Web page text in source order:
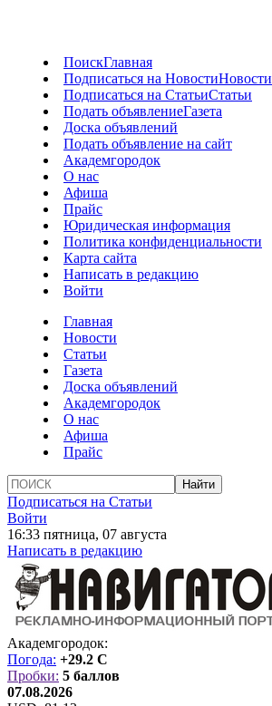
ПоискГлавная
Подписаться на НовостиНовости
Подписаться на СтатьиСтатьи
Подать объявлениеГазета
Доска объявлений
Подать объявление на сайт
Академгородок
О нас
Афиша
Прайс
Юридическая информация
Политика конфиденциальности
Карта сайта
Написать в редакцию
Войти
Главная
Новости
Статьи
Газета
Доска объявлений
Академгородок
О нас
Афиша
Прайс
Подписаться на Статьи
Войти
16:33 пятница, 07 августа
Написать в редакцию
Академгородок:
Погода: +29.2 C
Пробки: 5 баллов
07.08.2026